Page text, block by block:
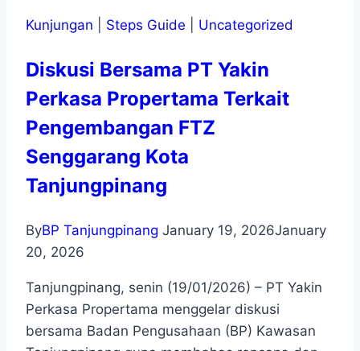
Kunjungan Steps Guide Uncategorized
Diskusi Bersama PT Yakin
Perkasa Propertama Terkait
Pengembangan FTZ
Senggarang Kota
Tanjungpinang
ByBP Tanjungpinang January 19, 2026January
20, 2026
Tanjungpinang, senin (19/01/2026) – PT Yakin
Perkasa Propertama menggelar diskusi
bersama Badan Pengusahaan (BP) Kawasan